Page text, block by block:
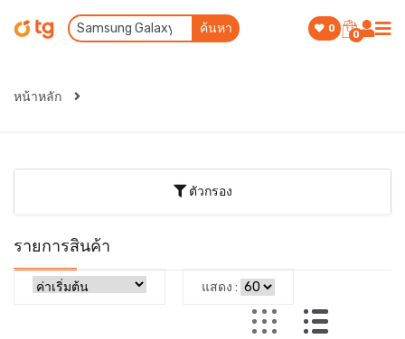
ค้นหา 0
0
หน้าหลัก
ตัวกรอง
รายการสินค้า
แสดง :